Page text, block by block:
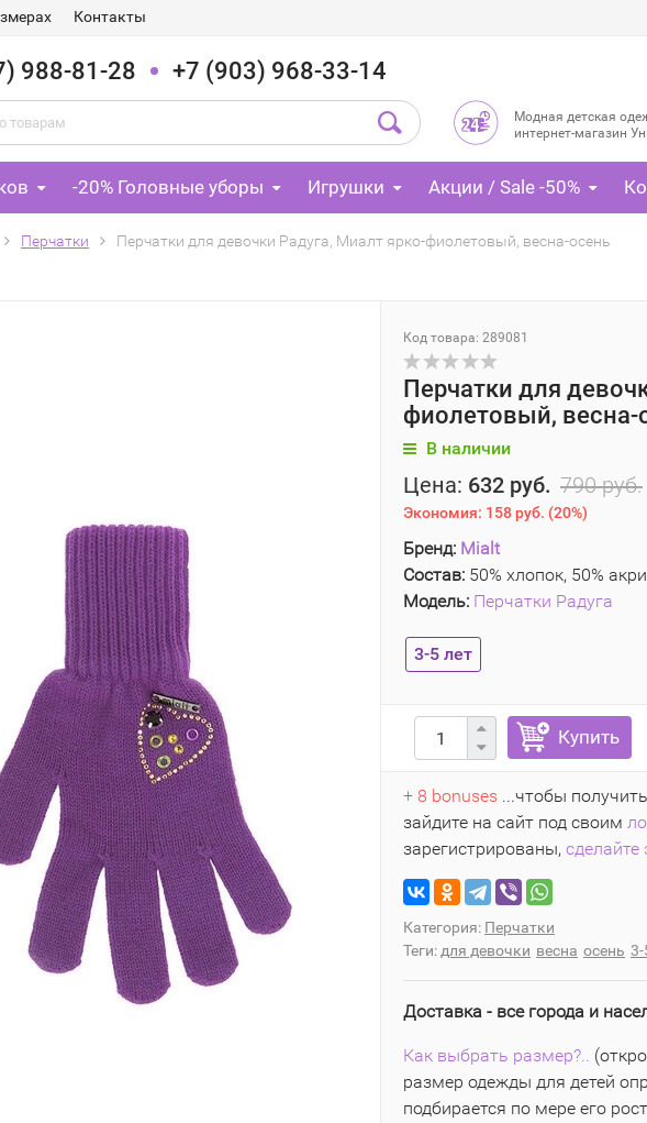
Контакты
988-81-28 +7 (903) 968-33-14
Модная детская
интернет-магазин
-20% Головные уборы Игрушки Акции / Sale -50%
Перчатки Перчатки для девочки Радуга, Миалт ярко-фиолетовый, весна-осень
Код товара: 289081
Перчатки для
фиолетовый, весна-
В наличии
Цена: 632 руб. 790 руб.
Экономия: 158 руб. (20%)
Бренд: Mialt
Состав: 50% хлопок, 50%
Модель: Перчатки Радуга
3-5 лет
Купить
+ 8 bonuses ...чтобы
зайдите на сайт под своим
зарегистрированы, сделайте
Категория: Перчатки
Теги: для девочки весна осень 3-
Доставка - все города и
Как выбрать размер?..
размер одежды для детей
подбирается по мере его